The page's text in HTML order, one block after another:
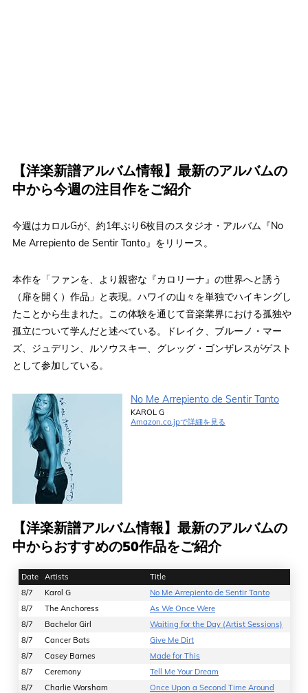
【洋楽新譜アルバム情報】最新のアルバムの
中から今週の注目作をご紹介
今週はカロルGが、約1年ぶり6枚目のスタジオ・アルバム『No
Me Arrepiento de Sentir Tanto』をリリース。
本作を「ファンを、より親密な『カロリーナ』の世界へと誘う
（扉を開く）作品」と表現。ハワイの山々を単独でハイキングし
たことから生まれた。この体験を通じて音楽業界における孤独や
孤立について学んだと述べている。ドレイク、ブルーノ・マー
ズ、ジュデリン、ルソウスキー、グレッグ・ゴンザレスがゲスト
として参加している。
No Me Arrepiento de Sentir Tanto
KAROL G
Amazon.co.jpで詳細を見る
【洋楽新譜アルバム情報】最新のアルバムの
中からおすすめの50作品をご紹介
Date Artists
Title
8/7
Karol G
No Me Arrepiento de Sentir Tanto
8/7
The Anchoress
As We Once Were
8/7
Bachelor Girl
Waiting for the Day (Artist Sessions)
8/7
Cancer Bats
Give Me Dirt
8/7
Casey Barnes
Made for This
8/7
Ceremony
Tell Me Your Dream
8/7
Charlie Worsham
Once Upon a Second Time Around